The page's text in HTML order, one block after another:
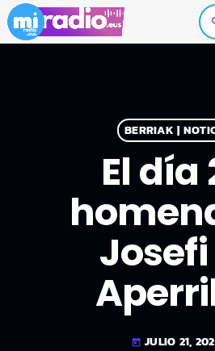
BERRIAK |
El día
today JULIO 21,